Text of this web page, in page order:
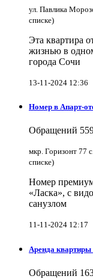
ул. Павлика
списке)
Эта квартира
жизнью в
города Сочи
13-11-2024 12:36
Номер в Апарт-
Обращений
мкр. Горизонт 77
списке)
Номер премиум
«Ласка», с
санузлом
11-11-2024 12:17
Аренда
Обращений